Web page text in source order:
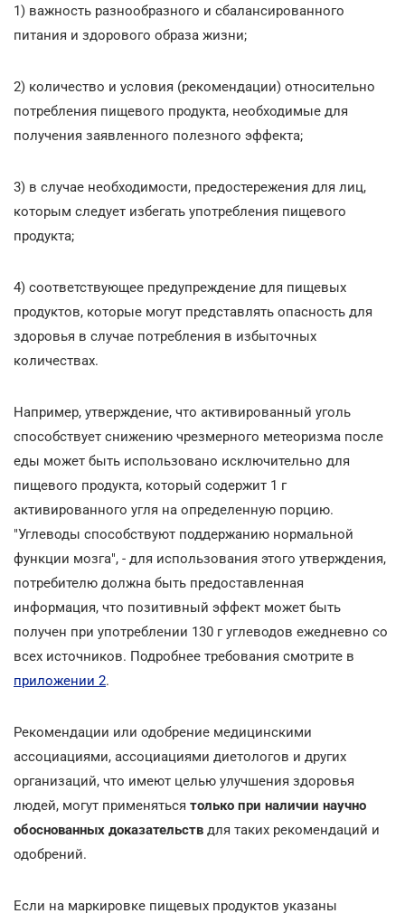
1) важность разнообразного и сбалансированного
питания и здорового образа жизни;
2) количество и условия (рекомендации) относительно
потребления пищевого продукта, необходимые для
получения заявленного полезного эффекта;
3) в случае необходимости, предостережения для лиц,
которым следует избегать употребления пищевого
продукта;
4) соответствующее предупреждение для пищевых
продуктов, которые могут представлять опасность для
здоровья в случае потребления в избыточных
количествах.
Например, утверждение, что активированный уголь
способствует снижению чрезмерного метеоризма после
еды может быть использовано исключительно для
пищевого продукта, который содержит 1 г
активированного угля на определенную порцию.
"Углеводы способствуют поддержанию нормальной
функции мозга", - для использования этого утверждения,
потребителю должна быть предоставленная
информация, что позитивный эффект может быть
получен при употреблении 130 г углеводов ежедневно со
всех источников. Подробнее требования смотрите в
приложении 2.
Рекомендации или одобрение медицинскими
ассоциациями, ассоциациями диетологов и других
организаций, что имеют целью улучшения здоровья
людей, могут применяться только при наличии научно
обоснованных доказательств для таких рекомендаций и
одобрений.
Если на маркировке пищевых продуктов указаны